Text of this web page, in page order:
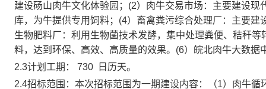
建设砀山肉牛文化体验园；(2）肉牛交易市场：主要建设
库，为牛提供专用饲料；(4）畜禽粪污综合处理厂：主要
生物肥料厂：利用生物菌技术发酵，集中处理粪便、秸秆
料，达到环保、高效、高质量的效果。(6）皖北肉牛大数
2.3计划工期： 730
日历天。
2.4招标范围： 本次招标范围为一期建设内容：（1）肉牛循